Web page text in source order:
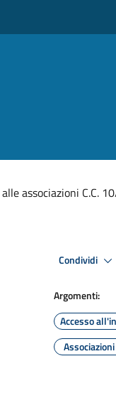
associazioni C.C.
Condividi
Argomenti:
Accesso
Associazioni